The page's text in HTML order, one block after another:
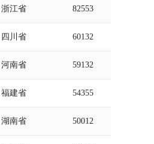
浙江省 82553
四川省 60132
河南省 59132
福建省 54355
湖南省 50012